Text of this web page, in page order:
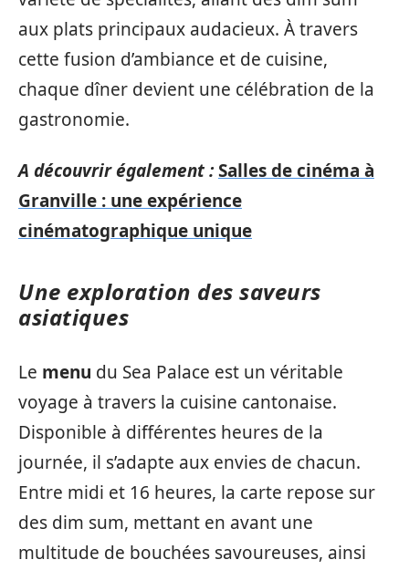
aux plats principaux audacieux. À travers
cette fusion d’ambiance et de cuisine,
chaque dîner devient une célébration de la
gastronomie.
A découvrir également :Salles de cinéma à
Granville : une expérience
cinématographique unique
Une exploration des saveurs
asiatiques
Le menu du Sea Palace est un véritable
voyage à travers la cuisine cantonaise.
Disponible à différentes heures de la
journée, il s’adapte aux envies de chacun.
Entre midi et 16 heures, la carte repose sur
des dim sum, mettant en avant une
multitude de bouchées savoureuses, ainsi